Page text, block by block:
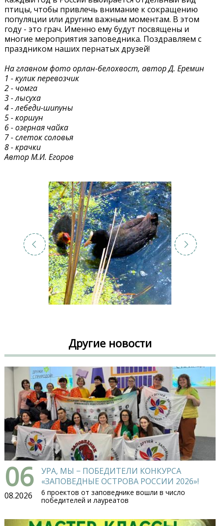
птицы, чтобы привлечь внимание к сокращению
популяции или другим важным моментам. В этом
году - это грач. Именно ему будут посвящены и
многие мероприятия заповедника. Поздравляем с
праздником наших пернатых друзей!
На главном фото орлан-белохвост, автор Д. Еремин
1 - кулик перевозчик
2 - чомга
3 - лысуха
4 - лебеди-шипуны
5 - коршун
6 - озерная чайка
7 - слеток соловья
8 - крачки
Автор М.И. Егоров
Другие новости
06
08.2026
УРА, МЫ − ПОБЕДИТЕЛИ КОНКУРСА
«ЗАПОВЕДНЫЕ ОСТРОВА РОССИИ 2026»!
6 проектов от заповеднике вошли в число
победителей и лауреатов